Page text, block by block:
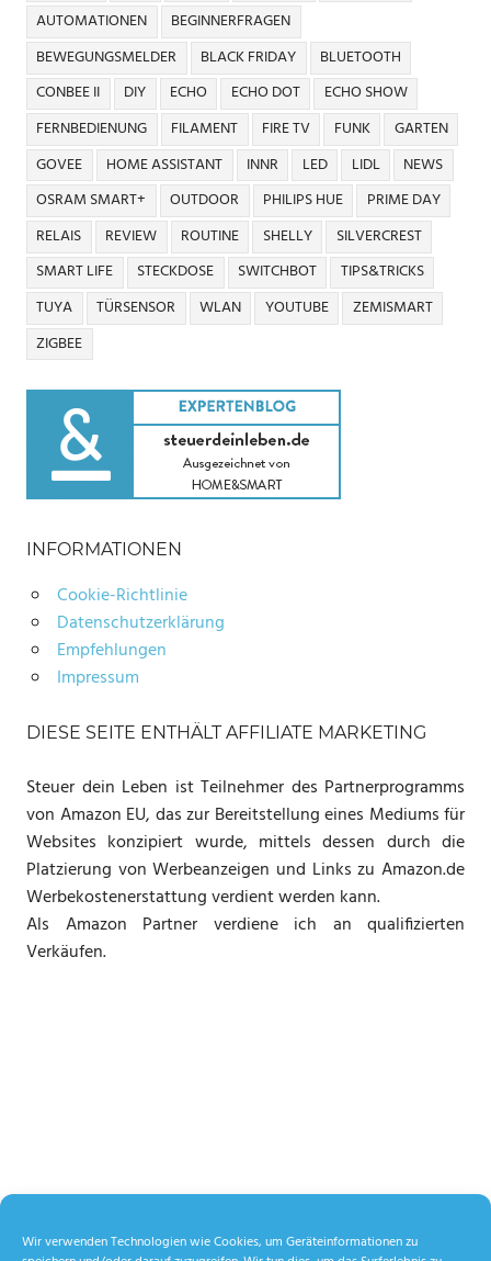
Wir verwenden Technologien wie Cookies, um Geräteinformationen zu
AUTOMATIONEN
BEGINNERFRAGEN
BEWEGUNGSMELDER
BLACK FRIDAY
BLUETOOTH
CONBEE II
DIY ECHO ECHO DOT
ECHO SHOW
FERNBEDIENUNG
FILAMENT FIRE TV FUNK
GARTEN
GOVEE
HOME ASSISTANT INNR LED LIDL
NEWS
OSRAM SMART+
OUTDOOR PHILIPS HUE
PRIME DAY
RELAIS
REVIEW ROUTINE SHELLY
SILVERCREST
SMART LIFE
STECKDOSE SWITCHBOT
TIPS&TRICKS
TUYA
TÜRSENSOR WLAN YOUTUBE
ZEMISMART
ZIGBEE
INFORMATIONEN
Cookie-Richtlinie
Datenschutzerklärung
Empfehlungen
Impressum
DIESE SEITE ENTHÄLT AFFILIATE MARKETING
Steuer dein Leben ist Teilnehmer des Partnerprogramms
von Amazon EU, das zur Bereitstellung eines Mediums für
Websites konzipiert wurde, mittels dessen durch die
Platzierung von Werbeanzeigen und Links zu Amazon.de
Werbekostenerstattung verdient werden kann.
Als Amazon Partner verdiene ich an qualifizierten
Verkäufen.